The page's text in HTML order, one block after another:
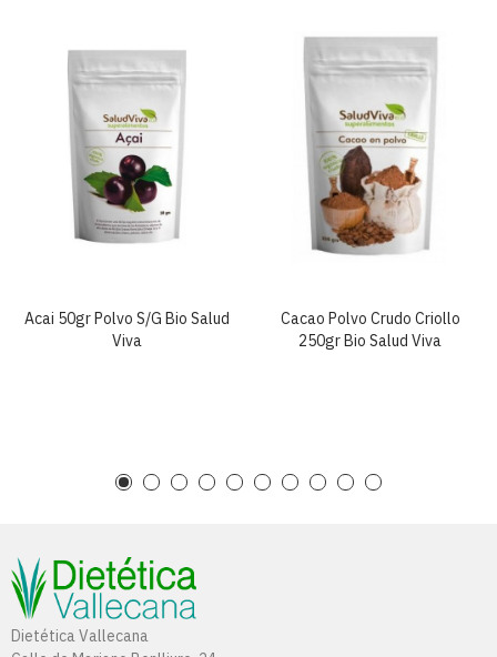
Acai 50gr Polvo S/g Bio Salud
Viva
Cacao Polvo Crudo Criollo
250gr Bio Salud Viva
Dietética Vallecana